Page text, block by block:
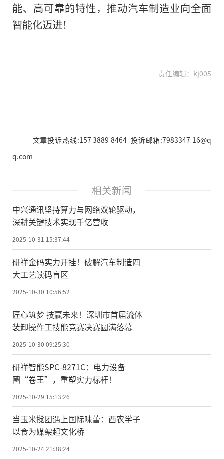
能、高可靠的特性，推动汽车制造业向全面
智能化迈进！
责任编辑：kj005
文章投诉热线:157 3889 8464 投诉邮箱:7983347 16@q
q.com
相关新闻
中兴通讯坚持算力与网络双轮驱动，
深耕关键技术实现千亿营收
2025-10-31 15:37:44
研祥金码实力开挂！破解汽车制造四
大工艺读码盲区
2025-10-30 10:56:52
匠心筑梦 技赢未来！深圳市首届流体
装卸操作工技能竞赛决赛圆满落幕
2025-10-30 09:25:30
研祥智能SPC-8271C：电力设备
圈“卷王”，重塑实力标杆！
2025-10-29 15:13:26
当玉米搅团遇上国际味蕾：西农学子
以食为媒架起文化桥
2025-10-24 21:38:24